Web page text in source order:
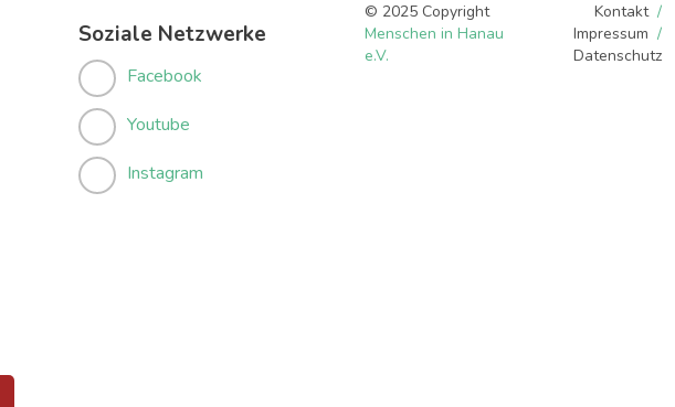
Soziale Netzwerke
Facebook
Youtube
Instagram
Kontakt
Impressum
Datenschutz
© 2025 Copyright
Menschen in Hanau
e.V.